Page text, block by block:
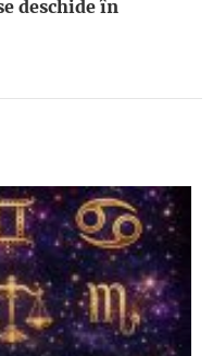
deschide în